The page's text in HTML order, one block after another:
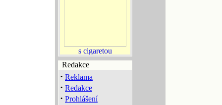
Redakce
· Reklama
· Redakce
· Prohlášení